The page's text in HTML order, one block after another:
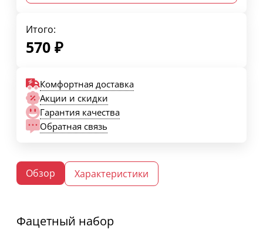
Итого:
570 ₽
Комфортная доставка
Акции и скидки
Гарантия качества
Обратная связь
Обзор Характеристики
Фацетный набор